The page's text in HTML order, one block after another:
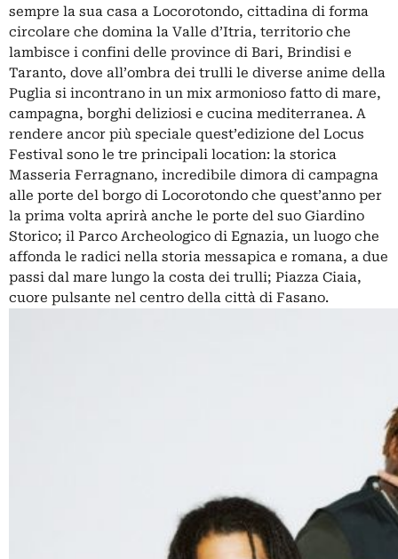
sempre la sua casa a Locorotondo, cittadina di forma
circolare che domina la Valle d’Itria, territorio che
lambisce i confini delle province di Bari, Brindisi e
Taranto, dove all’ombra dei trulli le diverse anime della
Puglia si incontrano in un mix armonioso fatto di mare,
campagna, borghi deliziosi e cucina mediterranea. A
rendere ancor più speciale quest’edizione del Locus
Festival sono le tre principali location: la storica
Masseria Ferragnano, incredibile dimora di campagna
alle porte del borgo di Locorotondo che quest’anno per
la prima volta aprirà anche le porte del suo Giardino
Storico; il Parco Archeologico di Egnazia, un luogo che
affonda le radici nella storia messapica e romana, a due
passi dal mare lungo la costa dei trulli; Piazza Ciaia,
cuore pulsante nel centro della città di Fasano.